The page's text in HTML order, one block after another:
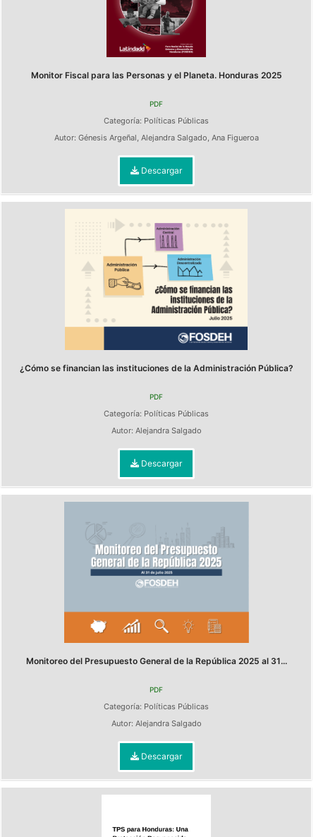
Monitor Fiscal para las Personas y el Planeta. Honduras 2025
PDF
Categoría: Políticas Públicas
Autor: Génesis Argeñal, Alejandra Salgado, Ana Figueroa
Descargar
¿Cómo se financian las instituciones de la Administración Pública?
PDF
Categoría: Políticas Públicas
Autor: Alejandra Salgado
Descargar
Monitoreo del Presupuesto General de la República 2025 al 31...
PDF
Categoría: Políticas Públicas
Autor: Alejandra Salgado
Descargar